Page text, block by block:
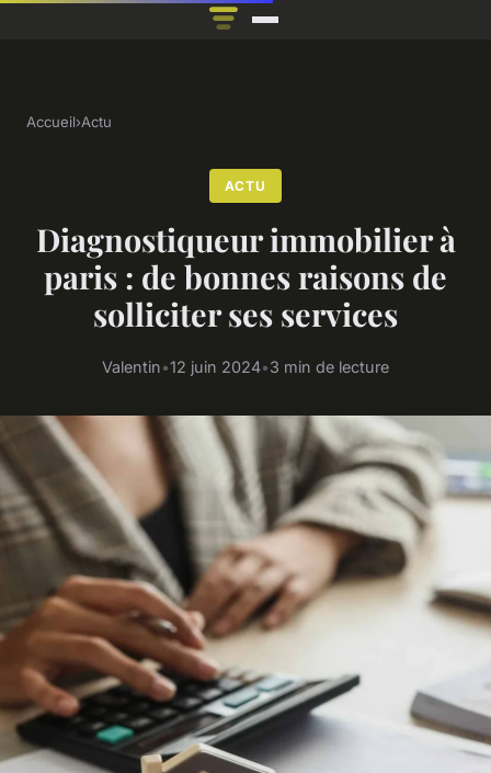
Accueil›Actu
ACTU
Diagnostiqueur immobilier à
paris : de bonnes raisons de
solliciter ses services
Valentin•12 juin 2024•3 min de lecture